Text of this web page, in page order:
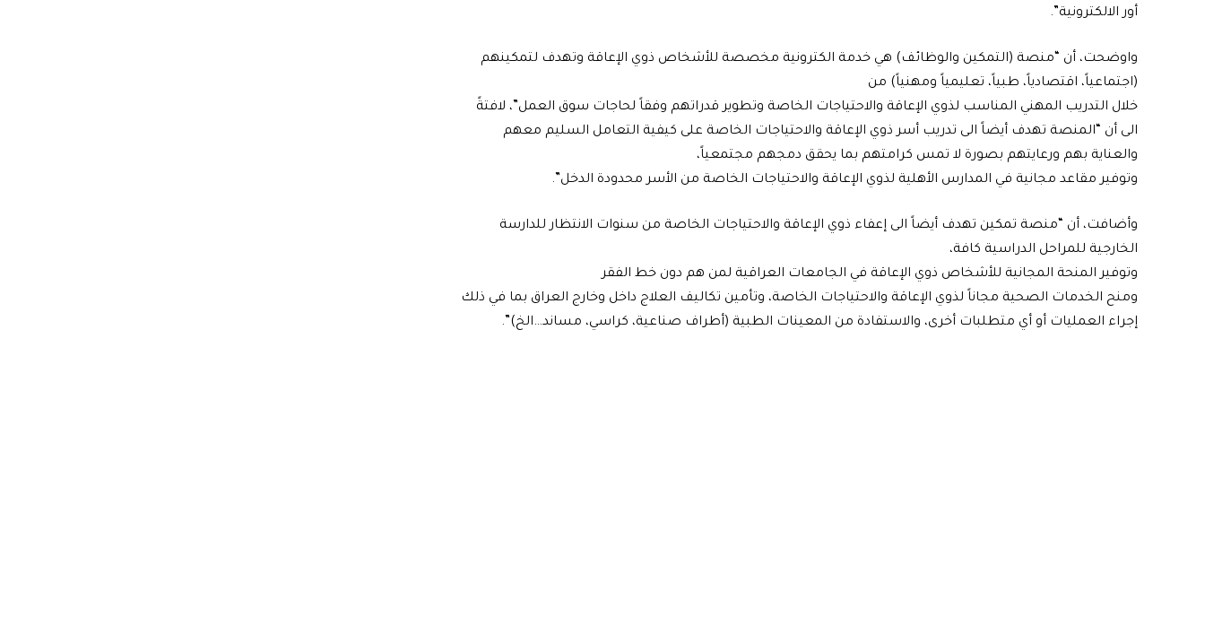
أور الالكترونية”.
واوضحت، أن “منصة (التمكين والوظائف) هي خدمة الكترونية مخصصة للأشخاص ذوي الإعاقة وتهدف لتمكينهم
(اجتماعياً، اقتصادياً، طبياً، تعليمياً ومهنياً) من
خلال التدريب المهني المناسب لذوي الإعاقة والاحتياجات الخاصة وتطوير قدراتهم وفقاً لحاجات سوق العمل”، لافتةً
الى أن “المنصة تهدف أيضاً الى تدريب أسر ذوي الإعاقة والاحتياجات الخاصة على كيفية التعامل السليم معهم
والعناية بهم ورعايتهم بصورة لا تمس كرامتهم بما يحقق دمجهم مجتمعياً،
وتوفير مقاعد مجانية في المدارس الأهلية لذوي الإعاقة والاحتياجات الخاصة من الأسر محدودة الدخل”.
وأضافت، أن “منصة تمكين تهدف أيضاً الى إعفاء ذوي الإعاقة والاحتياجات الخاصة من سنوات الانتظار للدارسة
الخارجية للمراحل الدراسية كافة،
وتوفير المنحة المجانية للأشخاص ذوي الإعاقة في الجامعات العراقية لمن هم دون خط الفقر
ومنح الخدمات الصحية مجاناً لذوي الإعاقة والاحتياجات الخاصة، وتأمين تكاليف العلاج داخل وخارج العراق بما في ذلك
إجراء العمليات أو أي متطلبات أخرى، والاستفادة من المعينات الطبية (أطراف صناعية، كراسي، مساند…الخ)”.